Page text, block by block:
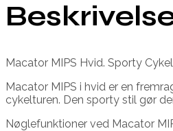
Macator MIPS Hvid. Sporty
Macator MIPS i hvid er en
cykelturen. Den sporty stil gør
Nøglefunktioner ved Macator